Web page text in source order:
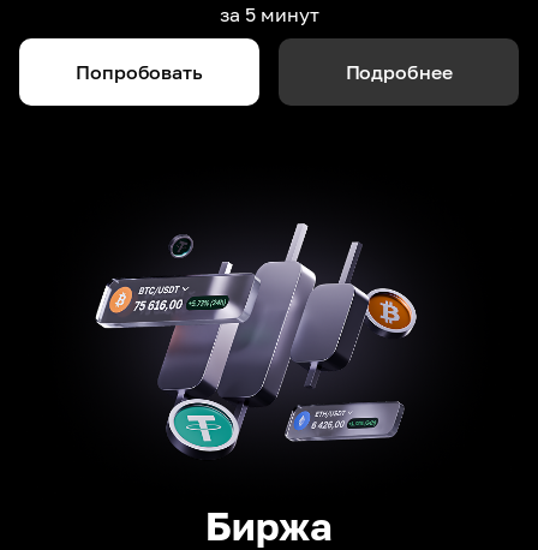
за 5 минут
Попробовать Подробнее
Биржа